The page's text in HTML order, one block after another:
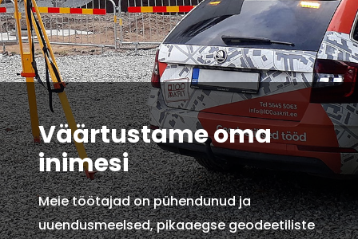
Väärtustame oma
inimesi
Meie töötajad on pühendunud ja
uuendusmeelsed, pikaaegse geodeetiliste